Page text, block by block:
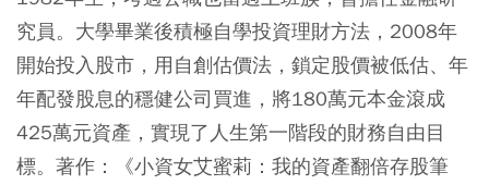
究員。大學畢業後積極自學投資理財方法，2008年
開始投入股市，用自創估價法，鎖定股價被低估、年
年配發股息的穩健公司買進，將180萬元本金滾成
425萬元資產，實現了人生第一階段的財務自由目
標。著作：《小資女艾蜜莉：我的資產翻倍存股筆